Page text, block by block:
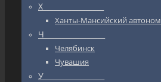
Х_________________
Ханты-Мансийский
Ч_________________
Челябинск
Чувашия
У_________________